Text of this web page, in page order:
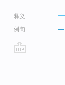
释义
例句